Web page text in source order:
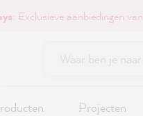
: Exclusieve aanbiedingen van
Projecten